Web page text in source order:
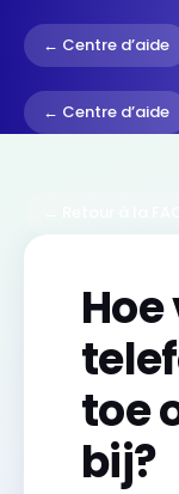
← Centre d’aide
← Centre d’aide
toe
bij?